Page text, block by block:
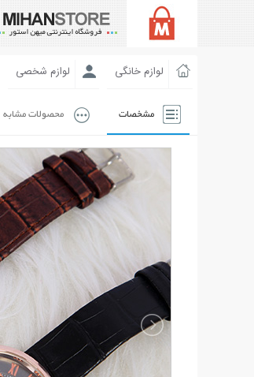
لوازم خانگی لوازم شخصی
مشخصات محصولات مشابه